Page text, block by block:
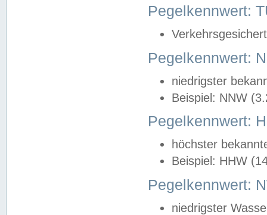
Pegelkennwert:
Pegelkennwert:
niedrigster
Beispiel: NNW
Pegelkennwert:
höchster
Beispiel: HHW
Pegelkennwert:
niedrigster